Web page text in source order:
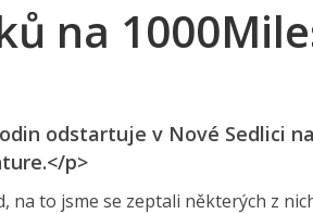
na
odstartuje v Nové Sedlici
p>
na to jsme se zeptali některých z